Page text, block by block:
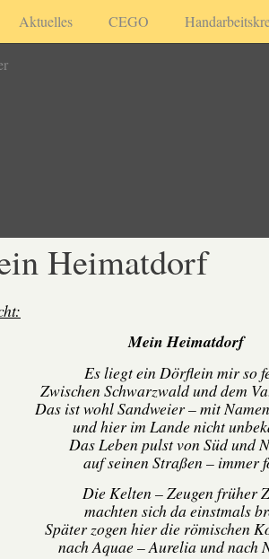
Aktuelles CEGO
Heimatdorf
Mein Heimatdorf
Es liegt ein Dörflein mir so
Zwischen Schwarzwald und dem
Das ist wohl Sandweier – mit
und hier im Lande nicht
Das Leben pulst von Süd und
auf seinen Straßen – immer
Die Kelten – Zeugen früher
machten sich da einstmals
Später zogen hier die römischen
nach Aquae – Aurelia und nach